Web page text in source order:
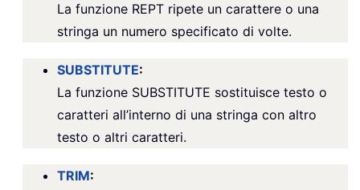
La funzione REPT ripete un carattere o una
stringa un numero specificato di volte.
SUBSTITUTE:
La funzione SUBSTITUTE sostituisce testo o
caratteri all’interno di una stringa con altro
testo o altri caratteri.
TRIM: